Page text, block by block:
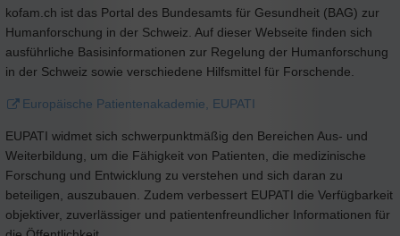
kofam.ch ist das Portal des Bundesamts für Gesundheit (BAG) zur
Humanforschung in der Schweiz. Auf dieser Webseite finden sich
ausführliche Basisinformationen zur Regelung der Humanforschung
in der Schweiz sowie verschiedene Hilfsmittel für Forschende.
Europäische Patientenakademie, EUPATI
EUPATI widmet sich schwerpunktmäßig den Bereichen Aus- und
Weiterbildung, um die Fähigkeit von Patienten, die medizinische
Forschung und Entwicklung zu verstehen und sich daran zu
beteiligen, auszubauen. Zudem verbessert EUPATI die Verfügbarkeit
objektiver, zuverlässiger und patientenfreundlicher Informationen für